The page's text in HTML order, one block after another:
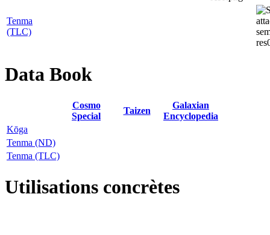
Tenma
(TLC)
Data Book
Cosmo
Special
Taizen
Galaxian
Encyclopedia
Kōga
Tenma (ND)
Tenma (TLC)
Utilisations concrètes